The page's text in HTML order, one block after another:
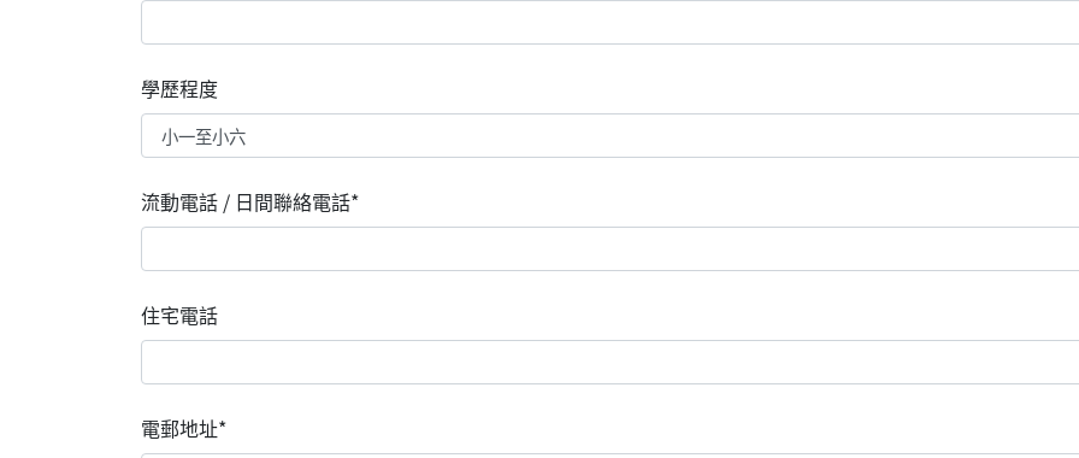
學歷程度
流動電話 / 日間聯絡電話*
住宅電話
電郵地址*